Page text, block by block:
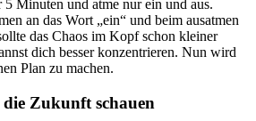
5 Minuten und atme nur ein und aus.
an das Wort „ein“ und beim ausatmen
das Chaos im Kopf schon kleiner
dich besser konzentrieren. Nun wird
Plan zu machen.
Zukunft schauen